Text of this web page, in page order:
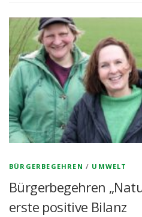
BÜRGERBEGEHREN / UMWELT
Bürgerbegehren
erste positive Bilanz